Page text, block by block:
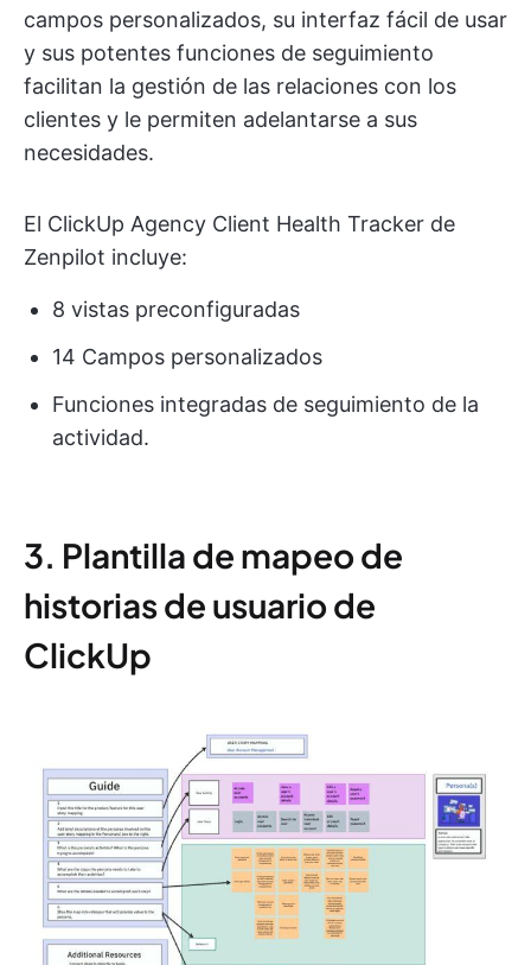
campos personalizados, su interfaz fácil de usar
y sus potentes funciones de seguimiento
facilitan la gestión de las relaciones con los
clientes y le permiten adelantarse a sus
necesidades.
El ClickUp Agency Client Health Tracker de
Zenpilot incluye:
8 vistas preconfiguradas
14 Campos personalizados
Funciones integradas de seguimiento de la
actividad.
3. Plantilla de mapeo de
historias de usuario de
ClickUp